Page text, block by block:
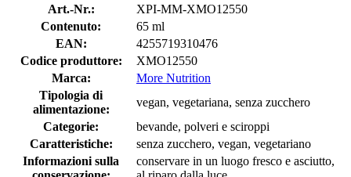
Art.-Nr.:
XPI-MM-XMO12550
Contenuto:
65 ml
EAN:
4255719310476
Codice produttore:
XMO12550
Marca:
More Nutrition
Tipologia di
alimentazione:
vegan, vegetariana, senza zucchero
Categorie:
bevande, polveri e sciroppi
Caratteristiche:
senza zucchero, vegan, vegetariano
Informazioni sulla
conservare in un luogo fresco e asciutto,